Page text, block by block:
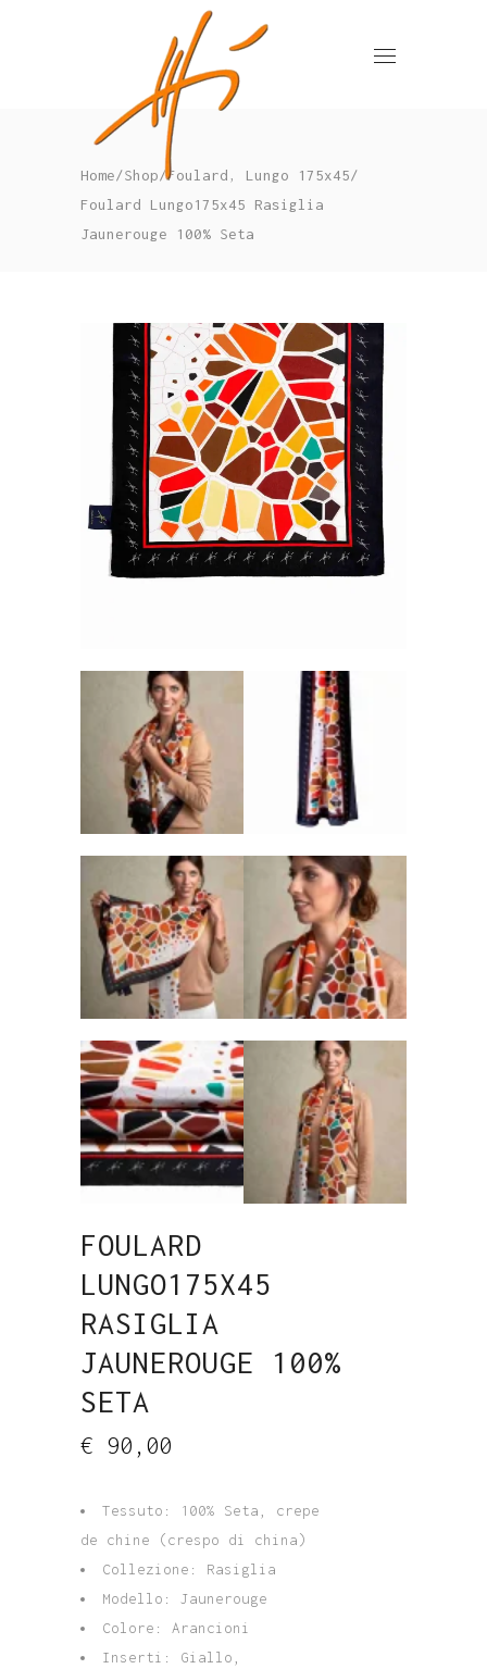
Home/Shop/Foulard Lungo 175x45/
Foulard Lungo175x45 Rasiglia
Jaunerouge 100% Seta
FOULARD
LUNGO175X45
RASIGLIA
JAUNEROUGE 100%
SETA
€ 90,00
Tessuto: 100% Seta, crepe
de chine (crespo di china)
Collezione: Rasiglia
Modello: Jaunerouge
Colore: Arancioni
Inserti: Giallo,